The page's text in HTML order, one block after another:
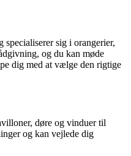
sig i orangerier,
og du kan møde
dig med at vælge den rigtige
døre og vinduer til
og kan vejlede dig